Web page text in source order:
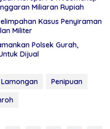
Miliaran Rupiah
Kasus Penyiraman
Militer
Polsek Gurah,
Dijual
Penipuan